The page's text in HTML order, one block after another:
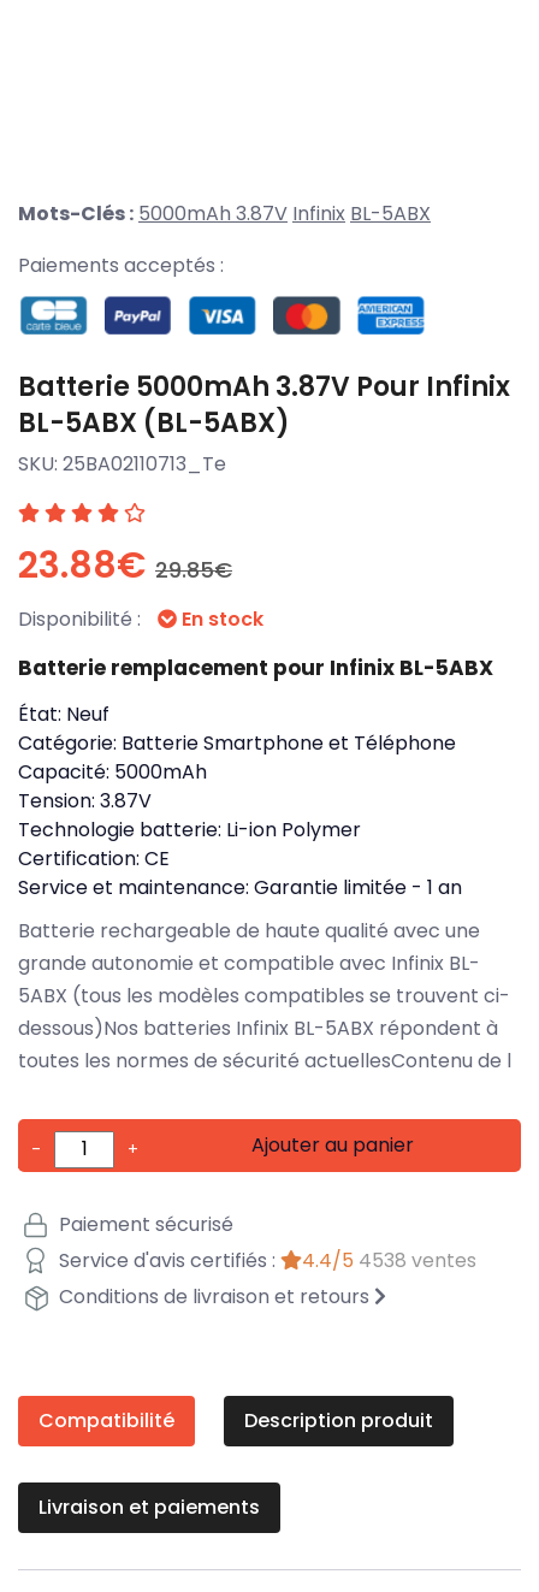
Mots-Clés : 5000mAh 3.87V Infinix BL-5ABX
Paiements acceptés :
Batterie 5000mAh 3.87V Pour Infinix
BL-5ABX (BL-5ABX)
SKU: 25BA02110713_Te
23.88€ 29.85€
Disponibilité : En stock
Batterie remplacement pour Infinix BL-5ABX
État: Neuf
Catégorie: Batterie Smartphone et Téléphone
Capacité: 5000mAh
Tension: 3.87V
Technologie batterie: Li-ion Polymer
Certification: CE
Service et maintenance: Garantie limitée - 1 an
Batterie rechargeable de haute qualité avec une
grande autonomie et compatible avec Infinix BL-
5ABX (tous les modèles compatibles se trouvent ci-
dessous)Nos batteries Infinix BL-5ABX répondent à
toutes les normes de sécurité actuellesContenu de l
- + Ajouter au panier
Paiement sécurisé
Service d'avis certifiés :
4.4/5 4538 ventes
Conditions de livraison et retours
Compatibilité Description produit
Livraison et paiements